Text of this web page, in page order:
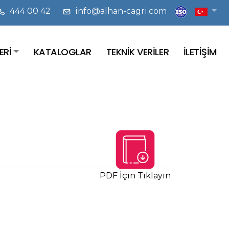
444 00 42 info@alhan-cagri.com
KATALOGLAR TEKNİK VERİLER İLETİŞİM
PDF İçin Tıklayın